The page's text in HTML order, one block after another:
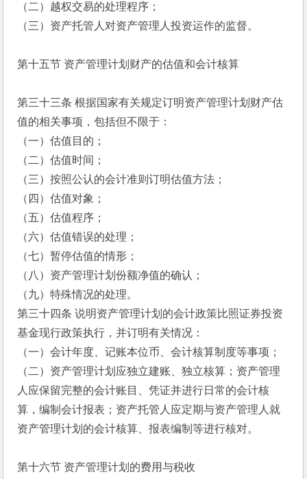
（二）越权交易的处理程序；
（三）资产托管人对资产管理人投资运作的监督。
第十五节 资产管理计划财产的估值和会计核算
第三十三条 根据国家有关规定订明资产管理计划财产估
值的相关事项，包括但不限于：
（一）估值目的；
（二）估值时间；
（三）按照公认的会计准则订明估值方法；
（四）估值对象；
（五）估值程序；
（六）估值错误的处理；
（七）暂停估值的情形；
（八）资产管理计划份额净值的确认；
（九）特殊情况的处理。
第三十四条 说明资产管理计划的会计政策比照证券投资
基金现行政策执行，并订明有关情况：
（一）会计年度、记账本位币、会计核算制度等事项；
（二）资产管理计划应独立建账、独立核算；资产管理
人应保留完整的会计账目、凭证并进行日常的会计核
算，编制会计报表；资产托管人应定期与资产管理人就
资产管理计划的会计核算、报表编制等进行核对。
第十六节 资产管理计划的费用与税收